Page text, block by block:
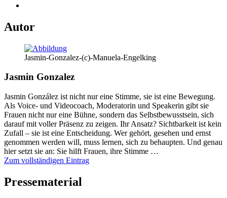
Autor
Jasmin-Gonzalez-(c)-Manuela-Engelking
Jasmin Gonzalez
Jasmin González ist nicht nur eine Stimme, sie ist eine Bewegung.
Als Voice- und Videocoach, Moderatorin und Speakerin gibt sie
Frauen nicht nur eine Bühne, sondern das Selbstbewusstsein, sich
darauf mit voller Präsenz zu zeigen. Ihr Ansatz? Sichtbarkeit ist kein
Zufall – sie ist eine Entscheidung. Wer gehört, gesehen und ernst
genommen werden will, muss lernen, sich zu behaupten. Und genau
hier setzt sie an: Sie hilft Frauen, ihre Stimme …
Zum vollständigen Eintrag
Pressematerial